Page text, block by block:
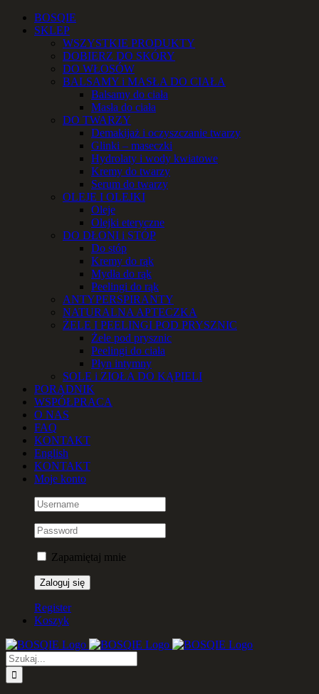
Przejdź
zawartości
Facebook
Instagram
YouTube
Email
TelefonBOSQIE
SKLEP
WSZYSTKIE PRODUKTY
DOBIERZ DO SKÓRY
DO WŁOSÓW
BALSAMY i MASŁA DO CIAŁA
Balsamy do ciała
Masła do ciała
DO TWARZY
Demakijaż i oczyszczanie twarzy
Glinki – maseczki
Hydrolaty i wody kwiatowe
Kremy do twarzy
Serum do twarzy
OLEJE I OLEJKI
Oleje
Olejki eteryczne
DO DŁONI i STÓP
Do stóp
Kremy do rąk
Mydła do rąk
Peelingi do rąk
ANTYPERSPIRANTY
NATURALNA APTECZKA
ŻELE I PEELINGI POD PRYSZNIC
Żele pod prysznic
Peelingi do ciała
Płyn intymny
SOLE i ZIOŁA DO KĄPIELI
PORADNIK
WSPÓŁPRACA
O NAS
FAQ
KONTAKT
English
KONTAKT
Moje konto
Zapamiętaj mnie
Register
Koszyk
Szukaj